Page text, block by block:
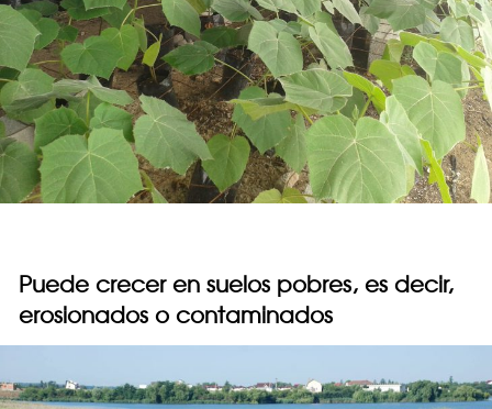
Puede crecer en suelos pobres, es decir,
erosionados o contaminados